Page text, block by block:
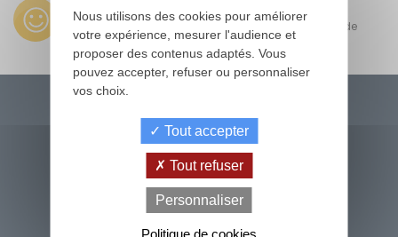
de
votreLe crédit
classique
Choisissez le financement qui vous convient lors de
l'achat de votre utilitaire
Achat d’un utilitaire
Reprise de votre utilitaire
Financement de votre achat
Livraison près de chez vous
Nous utilisons des cookies pour améliorer
votre expérience, mesurer l'audience et
proposer des contenus adaptés. Vous
pouvez accepter, refuser ou personnaliser
vos choix.
Tout accepter
Tout refuser
Personnaliser
Politique de cookies